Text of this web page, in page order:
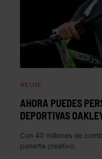
WE LIVE
AHORA PUEDES
DEPORTIVAS
Con 40 millones de
ponerte creativo.